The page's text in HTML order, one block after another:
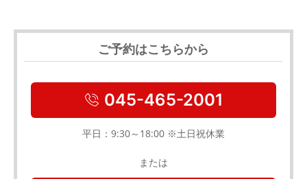
ご予約はこちらから
045-465-2001
平日：9:30～18:00 ※土日祝休業
または